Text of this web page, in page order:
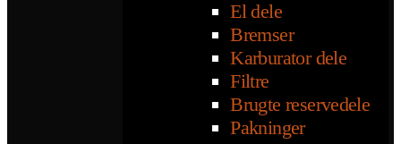
El dele
Bremser
Karburator dele
Filtre
Brugte reservedele
Pakninger